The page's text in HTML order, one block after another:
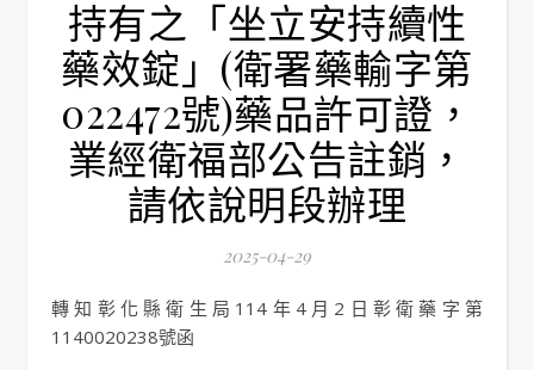
持有之「坐立安持續性
藥效錠」(衛署藥輸字第
022472號)藥品許可證，
業經衛福部公告註銷，
請依說明段辦理
2025-04-29
轉知彰化縣衛生局114年4月2日彰衛藥字第
1140020238號函